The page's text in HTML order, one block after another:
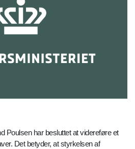
Poulsen har besluttet at videreføre et
Det betyder, at styrkelsen af